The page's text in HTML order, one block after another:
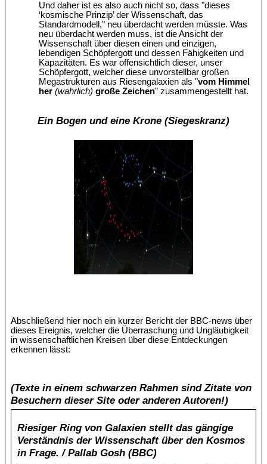
Und daher ist es also auch nicht so, dass "dieses
‘kosmische Prinzip’ der Wissenschaft, das
Standardmodell," neu überdacht werden müsste. Was
neu überdacht werden muss, ist die Ansicht der
Wissenschaft über diesen einen und einzigen,
lebendigen Schöpfergott und dessen Fähigkeiten und
Kapazitäten. Es war offensichtlich dieser, unser
Schöpfergott, welcher diese unvorstellbar großen
Megastrukturen aus Riesengalaxien als "vom Himmel
her(wahrlich) große Zeichen" zusammengestellt hat.
Ein Bogen und eine Krone (Siegeskranz)
Abschließend hier noch ein kurzer Bericht der BBC-news über
dieses Ereignis, welcher die Überraschung und Ungläubigkeit
in wissenschaftlichen Kreisen über diese Entdeckungen
erkennen lässt:
(Texte in einem schwarzen Rahmen sind Zitate von
Besuchern dieser Site oder anderen Autoren!)
Riesiger Ring von Galaxien stellt das gängige
Verständnis der Wissenschaft über den Kosmos
in Frage. / Pallab Gosh (BBC)